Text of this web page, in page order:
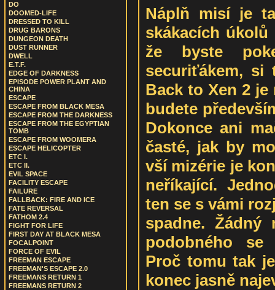
DO
DOOMED-LIFE
DRESSED TO KILL
DRUG BARONS
DUNGEON DEATH
DUST RUNNER
DWELL
E.T.F.
EDGE OF DARKNESS
EPISODE POWER PLANT AND
CHINA
ESCAPE
ESCAPE FROM BLACK MESA
ESCAPE FROM THE DARKNESS
ESCAPE FROM THE EGYPTIAN
TOMB
ESCAPE FROM WOOMERA
ESCAPE HELICOPTER
ETC I.
ETC II.
EVIL SPACE
FACILITY ESCAPE
FAILURE
FALLBACK: FIRE AND ICE
FATE REVERSAL
FATHOM 2.4
FIGHT FOR LIFE
FIRST DAY AT BLACK MESA
FOCALPOINT
FORCE OF EVIL
FREEMAN ESCAPE
FREEMAN'S ESCAPE 2.0
FREEMANS RETURN 1
FREEMANS RETURN 2
Náplň misí je
skákacích
že byste
securiťákem, si
Back to Xen 2
budete
Dokonce ani
časté, jak by
vší mizérie je
neříkající.
ten se s vámi
spadne.
podobného se
Proč tomu tak
konec jasně